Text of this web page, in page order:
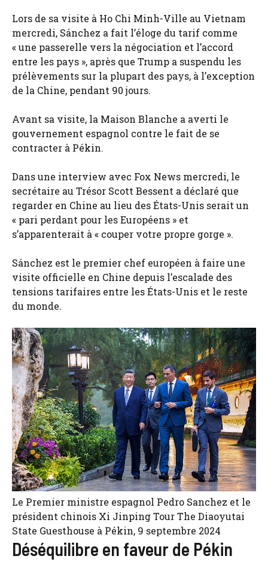
Lors de sa visite à Ho Chi Minh-Ville au Vietnam
mercredi, Sánchez a fait l’éloge du tarif comme
« une passerelle vers la négociation et l’accord
entre les pays », après que Trump a suspendu les
prélèvements sur la plupart des pays, à l’exception
de la Chine, pendant 90 jours.
Avant sa visite, la Maison Blanche a averti le
gouvernement espagnol contre le fait de se
contracter à Pékin.
Dans une interview avec Fox News mercredi, le
secrétaire au Trésor Scott Bessent a déclaré que
regarder en Chine au lieu des États-Unis serait un
« pari perdant pour les Européens » et
s’apparenterait à « couper votre propre gorge ».
Sánchez est le premier chef européen à faire une
visite officielle en Chine depuis l’escalade des
tensions tarifaires entre les États-Unis et le reste
du monde.
Le Premier ministre espagnol Pedro Sanchez et le
président chinois Xi Jinping Tour The Diaoyutai
State Guesthouse à Pékin, 9 septembre 2024
Déséquilibre en faveur de Pékin